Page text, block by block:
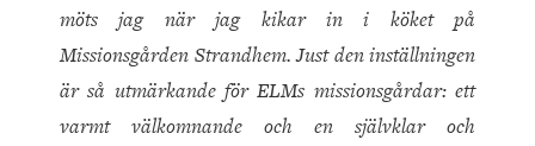
möts jag när jag kikar in i köket på
Missionsgården Strandhem. Just den inställningen
är så utmärkande för ELMs missionsgårdar: ett
varmt välkomnande och en självklar och